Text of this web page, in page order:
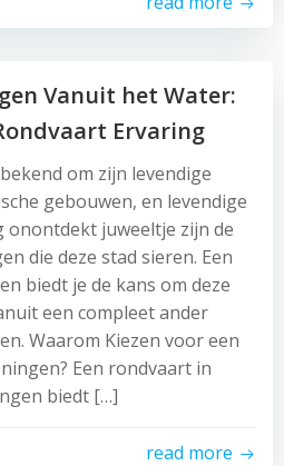
Vanuit het Water:
Ervaring
om zijn levendige
gebouwen, en levendige
onontdekt juweeltje zijn de
die deze stad sieren. Een
biedt je de kans om deze
een compleet ander
Waarom Kiezen voor een
Een rondvaart in
biedt […]
read more